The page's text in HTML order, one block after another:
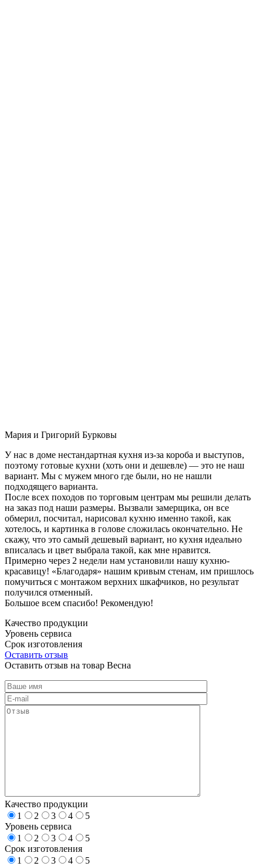
Мария и Григорий Бурковы
У нас в доме нестандартная кухня из-за короба и выступов,
поэтому готовые кухни (хоть они и дешевле) — это не наш
вариант. Мы с мужем много где были, но не нашли
подходящего варианта.
После всех походов по торговым центрам мы решили делать
на заказ под наши размеры. Вызвали замерщика, он все
обмерил, посчитал, нарисовал кухню именно такой, как
хотелось, и картинка в голове сложилась окончательно. Не
скажу, что это самый дешевый вариант, но кухня идеально
вписалась и цвет выбрала такой, как мне нравится.
Примерно через 2 недели нам установили нашу кухню-
красавицу! «Благодаря» нашим кривым стенам, им пришлось
помучиться с монтажом верхних шкафчиков, но результат
получился отменный.
Большое всем спасибо! Рекомендую!
Качество продукции
Уровень сервиса
Срок изготовления
Оставить отзыв
Оставить отзыв на товар Весна
Качество продукции
1
2 3 4
5
Уровень сервиса
1
2 3 4
5
Срок изготовления
1
2 3 4
5